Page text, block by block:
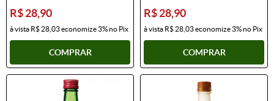
R$ 28,90
à vista R$ 28,03economize3%no Pix
COMPRAR
R$ 28,90
à vista R$ 28,03economize3%no Pix
COMPRAR